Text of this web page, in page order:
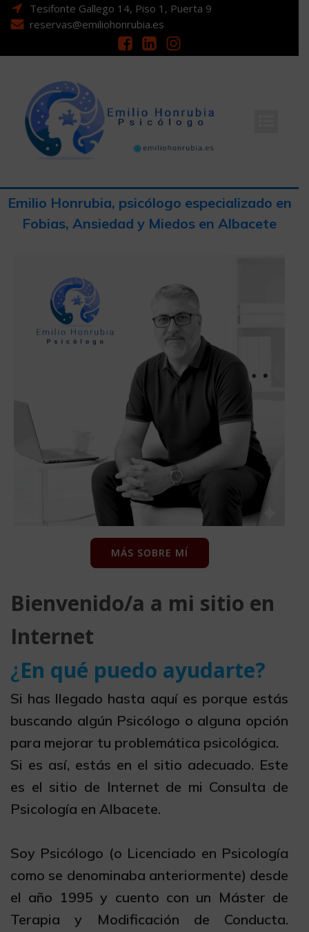
Tesifonte Gallego 14, Piso 1, Puerta 9
reservas@emiliohonrubia.es
Emilio Honrubia, psicólogo especializado en
Fobias, Ansiedad y Miedos en Albacete
MÁS SOBRE MÍ
Bienvenido/a a mi sitio en
Internet
¿En qué puedo ayudarte?
Si has llegado hasta aquí es porque estás
buscando algún Psicólogo o alguna opción
para mejorar tu problemática psicológica.
Si es así, estás en el sitio adecuado. Este
es el sitio de Internet de mi Consulta de
Psicología en Albacete.
Soy Psicólogo (o Licenciado en Psicología
como se denominaba anteriormente) desde
el año 1995 y cuento con un Máster de
Terapia y Modificación de Conducta.